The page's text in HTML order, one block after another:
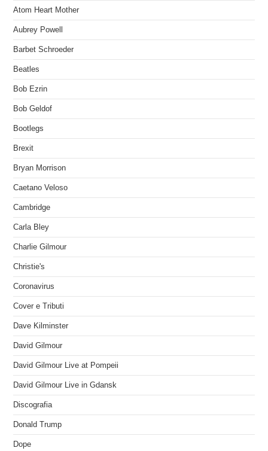
Atom Heart Mother
Aubrey Powell
Barbet Schroeder
Beatles
Bob Ezrin
Bob Geldof
Bootlegs
Brexit
Bryan Morrison
Caetano Veloso
Cambridge
Carla Bley
Charlie Gilmour
Christie's
Coronavirus
Cover e Tributi
Dave Kilminster
David Gilmour
David Gilmour Live at Pompeii
David Gilmour Live in Gdansk
Discografia
Donald Trump
Dope